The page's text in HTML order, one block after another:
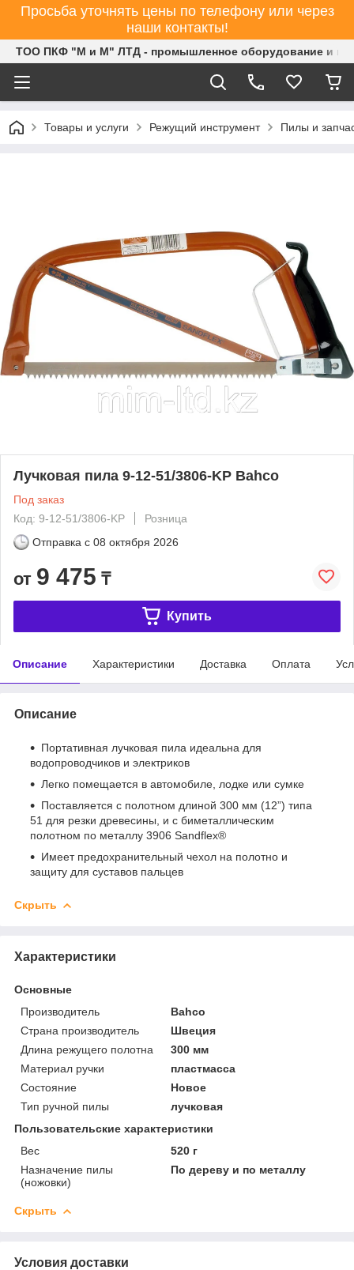
Просьба уточнять цены по телефону или через
наши контакты!
ТОО ПКФ "М и М" ЛТД - промышленное оборудование и
Товары и услуги Режущий инструмент Пилы и
Лучковая пила 9-12-51/3806-KP Bahco
Под заказ
Код: 9-12-51/3806-KP
Розница
Отправка с 08 октября 2026
от 9 475 ₸
Купить
Описание Характеристики Доставка Оплата
Описание
Портативная лучковая пила идеальна для
водопроводчиков и электриков
Легко помещается в автомобиле, лодке или сумке
Поставляется с полотном длиной 300 мм (12”) типа
51 для резки древесины, и с биметаллическим
полотном по металлу 3906 Sandflex®
Имеет предохранительный чехол на полотно и
защиту для суставов пальцев
Скрыть
Характеристики
Основные
Производитель
Bahco
Страна производитель
Швеция
Длина режущего полотна
300 мм
Материал ручки
пластмасса
Состояние
Новое
Тип ручной пилы
лучковая
Пользовательские характеристики
Вес
520 г
Назначение пилы
(ножовки)
По дереву и по металлу
Скрыть
Условия доставки